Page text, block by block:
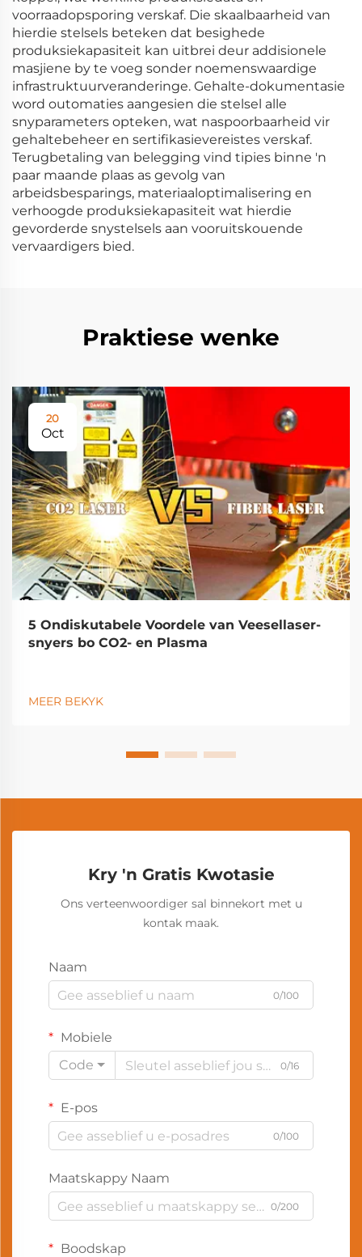
voorraadopsporing verskaf. Die skaalbaarheid van
hierdie stelsels beteken dat besighede
produksiekapasiteit kan uitbrei deur addisionele
masjiene by te voeg sonder noemenswaardige
infrastruktuurveranderinge. Gehalte-dokumentasie
word outomaties aangesien die stelsel alle
snyparameters opteken, wat naspoorbaarheid vir
gehaltebeheer en sertifikasievereistes verskaf.
Terugbetaling van belegging vind tipies binne 'n
paar maande plaas as gevolg van
arbeidsbesparings, materiaaloptimalisering en
verhoogde produksiekapasiteit wat hierdie
gevorderde snystelsels aan vooruitskouende
vervaardigers bied.
Praktiese wenke
20
Oct
5 Ondiskutabele Voordele van Veesellaser-
snyers bo CO2- en Plasma
MEER BEKYK
Kry 'n Gratis Kwotasie
Ons verteenwoordiger sal binnekort met u
kontak maak.
Naam
0/100
Mobiele
Code
0/16
E-pos
0/100
Maatskappy Naam
0/200
Boodskap